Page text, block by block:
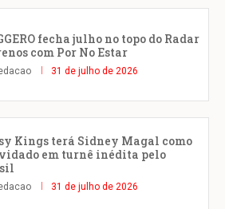
fecha julho no topo do Radar
com Por No Estar
31 de julho de 2026
Kings terá Sidney Magal como
em turnê inédita pelo
31 de julho de 2026